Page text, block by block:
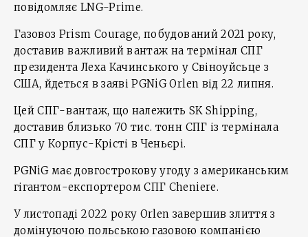
повідомляє LNG-Prime.
Газовоз Prism Courage, побудований 2021 року,
доставив важливий вантаж на термінал СПГ
президента Леха Качинського у Свіноуйсьце з
США, йдеться в заяві PGNiG Orlen від 22 липня.
Цей СПГ-вантаж, що належить SK Shipping,
доставив близько 70 тис. тонн СПГ із термінала
СПГ у Корпус-Крісті в Ченьєрі.
PGNiG має довгострокову угоду з американським
гігантом-експортером СПГ Cheniere.
У листопаді 2022 року Orlen завершив злиття з
домінуючою польською газовою компанією